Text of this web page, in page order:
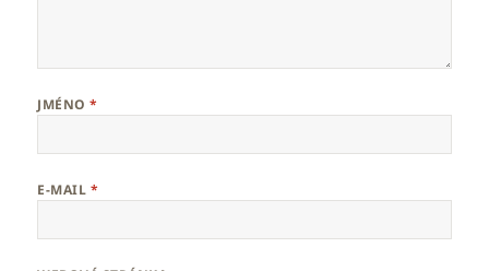
JMÉNO*
E-MAIL *